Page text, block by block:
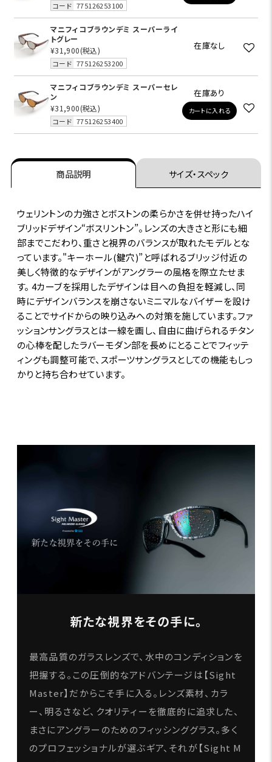
コード 775126253100
マニフィコブラウンデミ スーパーライ
トグレー
¥31,900(税込)
コード 775126253200
在庫なし
マニフィコブラウンデミ スーパーセレ
ン
¥31,900(税込)
コード 775126253400
在庫あり
カートに入れる
商品説明 サイズ・スペック
ウェリントンの力強さとボストンの柔らかさを併せ持ったハイ
ブリッドデザイン“ボスリントン”。レンズの大きさと形にも細
部までこだわり、重さと視界のバランスが取れたモデルとな
っています。"キーホール(鍵穴)”と呼ばれるブリッジ付近の
美しく特徴的なデザインがアングラーの風格を際立たせま
す。 4カーブを採用したデザインは目への負担を軽減し、同
時にデザインバランスを崩さないミニマルなバイザーを設け
ることでサイドからの映り込みへの対策を施しています。ファ
ッションサングラスとは一線を画し、自由に曲げられるチタン
の心棒を配したラバーモダン部を長めにとることでフィッテ
ィングも調整可能で、スポーツサングラスとしての機能もしっ
かりと持ち合わせています。
新たな視界をその手に。
最高品質のガラスレンズで、水中のコンディションを
把握する。この圧倒的なアドバンテージは【Sight
Master】だからこそ手に入る。レンズ素材、カラ
ー、明るさなど、クオリティーを徹底的に追求した、
まさにアングラーのためのフィッシンググラス。多く
のプロフェッショナルが選ぶギア、それが【Sight M